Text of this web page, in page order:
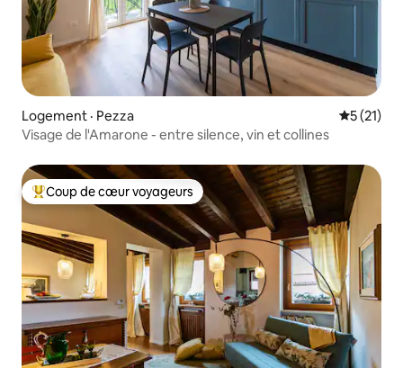
Logement · Pezza Note
5 (21)
Visage de l'Amarone - entre silence, vin et collines
Coup de cœur voyageurs parmi les plus aimés
Coup de cœur voyageurs